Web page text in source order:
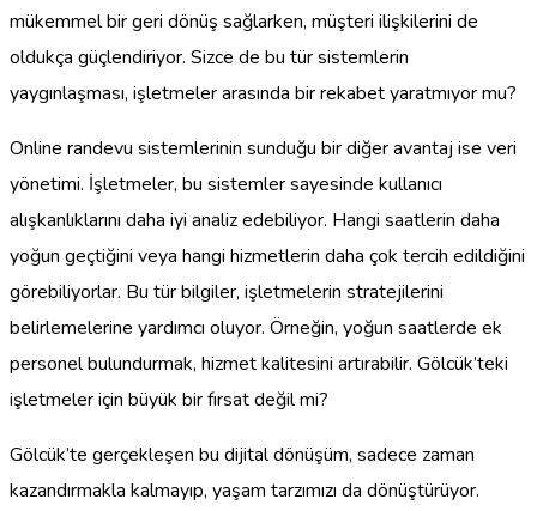
mükemmel bir geri dönüş sağlarken, müşteri ilişkilerini de
oldukça güçlendiriyor. Sizce de bu tür sistemlerin
yaygınlaşması, işletmeler arasında bir rekabet yaratmıyor mu?
Online randevu sistemlerinin sunduğu bir diğer avantaj ise veri
yönetimi. İşletmeler, bu sistemler sayesinde kullanıcı
alışkanlıklarını daha iyi analiz edebiliyor. Hangi saatlerin daha
yoğun geçtiğini veya hangi hizmetlerin daha çok tercih edildiğini
görebiliyorlar. Bu tür bilgiler, işletmelerin stratejilerini
belirlemelerine yardımcı oluyor. Örneğin, yoğun saatlerde ek
personel bulundurmak, hizmet kalitesini artırabilir. Gölcük’teki
işletmeler için büyük bir fırsat değil mi?
Gölcük’te gerçekleşen bu dijital dönüşüm, sadece zaman
kazandırmakla kalmayıp, yaşam tarzımızı da dönüştürüyor.